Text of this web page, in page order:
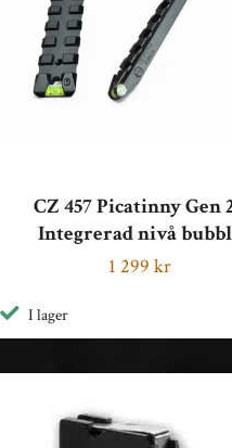
CZ 457 Picatinny Gen
Integrerad nivå
1 299 kr
I lager